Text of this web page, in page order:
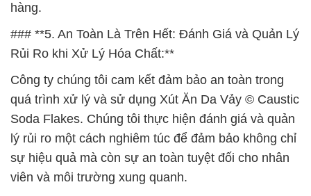
hàng.
### **5. An Toàn Là Trên Hết: Đánh Giá và Quản Lý
Rủi Ro khi Xử Lý Hóa Chất:**
Công ty chúng tôi cam kết đảm bảo an toàn trong
quá trình xử lý và sử dụng Xút Ăn Da Vảy © Caustic
Soda Flakes. Chúng tôi thực hiện đánh giá và quản
lý rủi ro một cách nghiêm túc để đảm bảo không chỉ
sự hiệu quả mà còn sự an toàn tuyệt đối cho nhân
viên và môi trường xung quanh.